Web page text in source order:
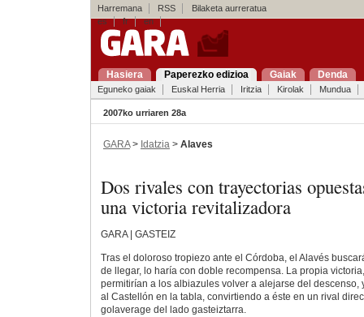
Harremana RSS
Bilaketa aurreratua
es
fr en
Hasiera Paperezko edizioa Gaiak Denda
Eguneko gaiak Euskal Herria Iritzia Kirolak Mundua
2007ko urriaren 28a
GARA> Idatzia > Alaves
Dos rivales con trayectorias
una victoria revitalizadora
GARA | GASTEIZ
Tras el doloroso tropiezo ante el Córdoba, el Alavés
de llegar, lo haría con doble recompensa. La propia
permitirían a los albiazules volver a alejarse del descenso,
al Castellón en la tabla, convirtiendo a éste en un rival
golaverage del lado gasteiztarra.